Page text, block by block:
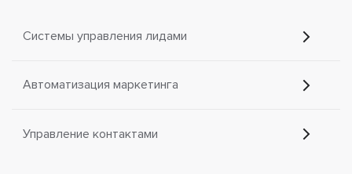
Системы управления лидами
Автоматизация маркетинга
Управление контактами